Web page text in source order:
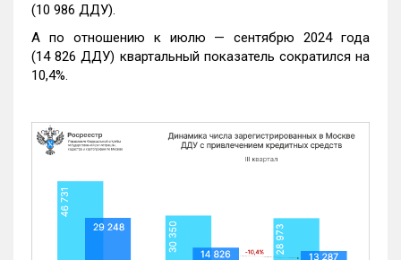
(10 986 ДДУ).
А по отношению к июлю — сентябрю 2024 года
(14 826 ДДУ) квартальный показатель сократился на
10,4%.